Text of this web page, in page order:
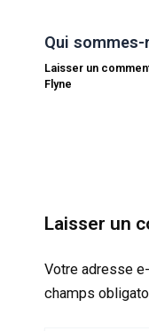
Qui sommes-
Laisser un
Flyne
Laisser un
Votre adresse
champs